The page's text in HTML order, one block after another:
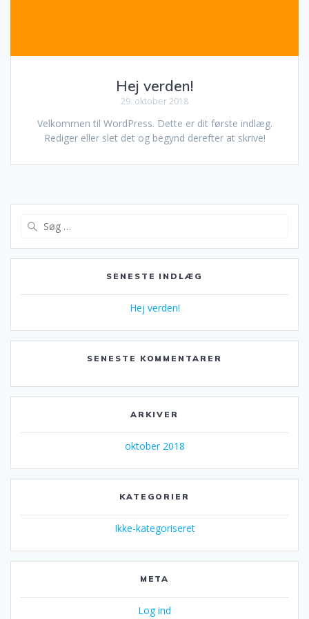
Hej verden!
29. oktober 2018
Velkommen til WordPress. Dette er dit første indlæg.
Rediger eller slet det og begynd derefter at skrive!
SENESTE INDLÆG
Hej verden!
SENESTE KOMMENTARER
ARKIVER
oktober 2018
KATEGORIER
Ikke-kategoriseret
META
Log ind